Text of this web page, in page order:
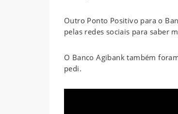
Outro Ponto Positivo para o
pelas redes sociais para saber
O Banco Agibank também
pedi.